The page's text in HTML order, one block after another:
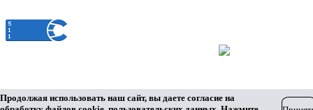
Продолжая использовать наш сайт, вы даете согласие на